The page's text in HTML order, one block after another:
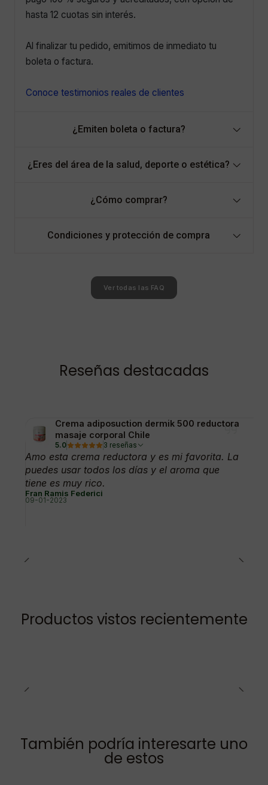
hasta 12 cuotas sin interés.
Al finalizar tu pedido, emitimos de inmediato tu
boleta o factura.
Conoce testimonios reales de clientes
¿Emiten boleta o factura?
¿Eres del área de la salud, deporte o estética?
¿Cómo comprar?
Condiciones y protección de compra
Ver todas las FAQ
Reseñas destacadas
Crema adiposuction dermik 500 reductora
masaje corporal Chile
5.0 3 reseñas
Amo esta crema reductora y es mi favorita. La
puedes usar todos los días y el aroma que
tiene es muy rico.
Fran Ramis Federici
09-01-2023
Productos vistos recientemente
También podría interesarte uno
de estos